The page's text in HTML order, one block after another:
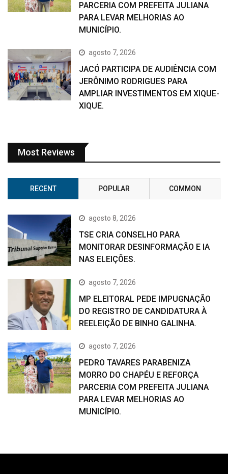
PARCERIA COM PREFEITA JULIANA
PARA LEVAR MELHORIAS AO
MUNICÍPIO.
agosto 7, 2026
JACÓ PARTICIPA DE AUDIÊNCIA COM
JERÔNIMO RODRIGUES PARA
AMPLIAR INVESTIMENTOS EM XIQUE-
XIQUE.
Most Reviews
RECENT POPULAR COMMON
agosto 8, 2026
TSE CRIA CONSELHO PARA
MONITORAR DESINFORMAÇÃO E IA
NAS ELEIÇÕES.
agosto 7, 2026
MP ELEITORAL PEDE IMPUGNAÇÃO
DO REGISTRO DE CANDIDATURA À
REELEIÇÃO DE BINHO GALINHA.
agosto 7, 2026
PEDRO TAVARES PARABENIZA
MORRO DO CHAPÉU E REFORÇA
PARCERIA COM PREFEITA JULIANA
PARA LEVAR MELHORIAS AO
MUNICÍPIO.